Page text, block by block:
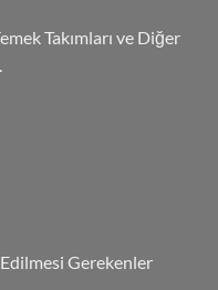
Takımları ve Diğer
Gerekenler